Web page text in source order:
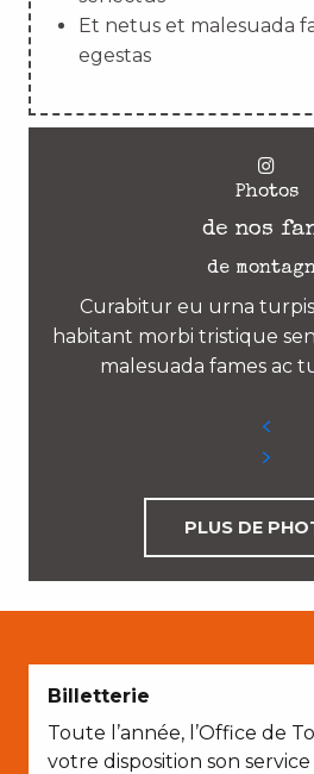
Et netus et malesuada
egestas
Photos
de nos
de
Curabitur eu urna
habitant morbi tristique
malesuada fames ac
PLUS DE
Billetterie
Toute l’année, l’Office de
votre disposition son